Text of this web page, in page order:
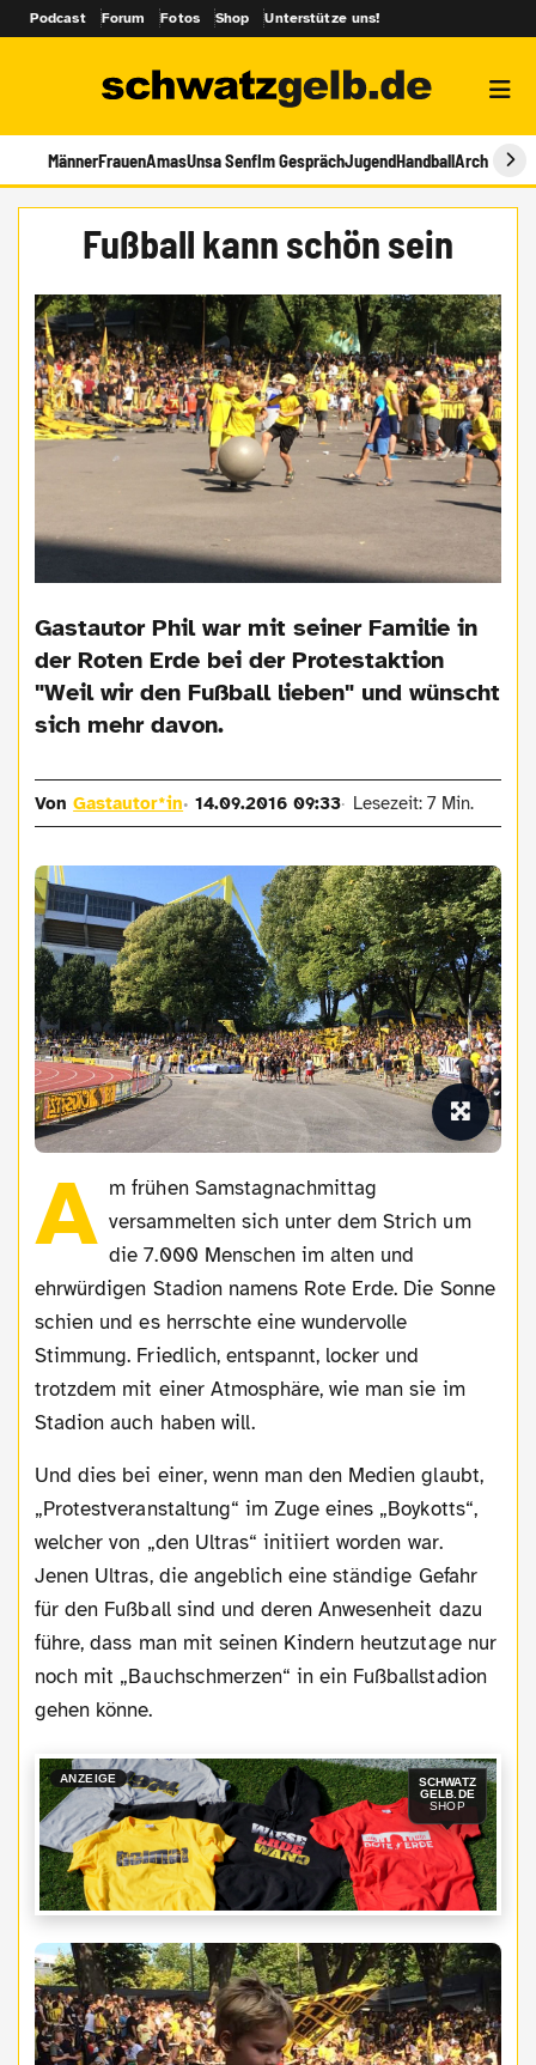
Podcast Forum Fotos Shop Unterstütze uns!
MännerFrauenAmasUnsa SenfIm GesprächJugendHandballArchiv
Fußball kann schön sein
Gastautor Phil war mit seiner Familie in
der Roten Erde bei der Protestaktion
"Weil wir den Fußball lieben" und wünscht
sich mehr davon.
VonGastautor*in 14.09.2016 09:33 Lesezeit: 7 Min.
A m frühen Samstagnachmittag
versammelten sich unter dem Strich um
die 7.000 Menschen im alten und
ehrwürdigen Stadion namens Rote Erde. Die Sonne
schien und es herrschte eine wundervolle
Stimmung. Friedlich, entspannt, locker und
trotzdem mit einer Atmosphäre, wie man sie im
Stadion auch haben will.
Und dies bei einer, wenn man den Medien glaubt,
„Protestveranstaltung“ im Zuge eines „Boykotts“,
welcher von „den Ultras“ initiiert worden war.
Jenen Ultras, die angeblich eine ständige Gefahr
für den Fußball sind und deren Anwesenheit dazu
führe, dass man mit seinen Kindern heutzutage nur
noch mit „Bauchschmerzen“ in ein Fußballstadion
gehen könne.
ANZEIGE
SCHWATZ
GELB.DE
SHOP